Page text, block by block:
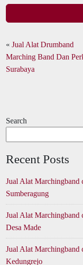
« Jual Alat Drumband
Marching Band Dan
Surabaya
Search
Recent Posts
Jual Alat Marchingband
Sumberagung
Jual Alat Marchingband
Desa Made
Jual Alat Marchingband
Kedungrejo